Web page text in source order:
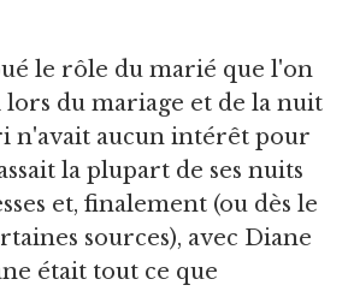
le rôle du marié que l'on
du mariage et de la nuit
n'avait aucun intérêt pour
la plupart de ses nuits
et, finalement (ou dès le
sources), avec Diane
était tout ce que